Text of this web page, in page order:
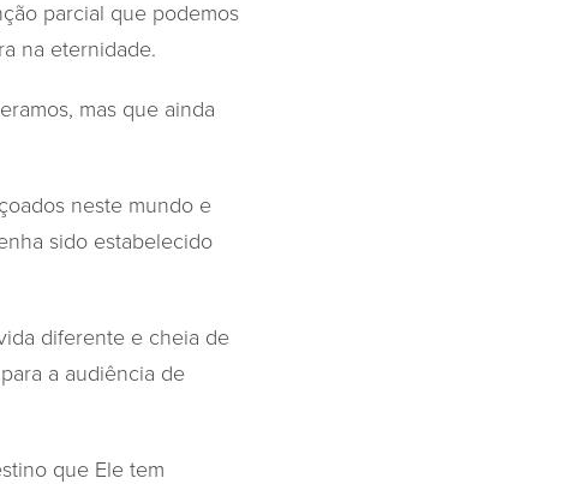
parcial que podemos
na eternidade.
mas que ainda
neste mundo e
sido estabelecido
diferente e cheia de
a audiência de
que Ele tem